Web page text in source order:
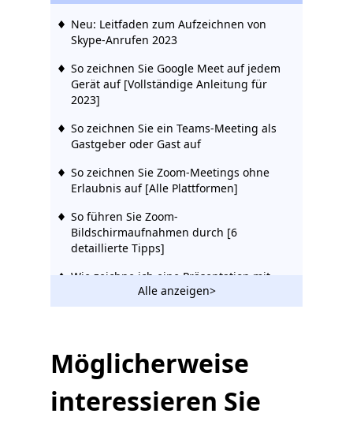
Neu: Leitfaden zum Aufzeichnen von
Skype-Anrufen 2023
So zeichnen Sie Google Meet auf jedem
Gerät auf [Vollständige Anleitung für
2023]
So zeichnen Sie ein Teams-Meeting als
Gastgeber oder Gast auf
So zeichnen Sie Zoom-Meetings ohne
Erlaubnis auf [Alle Plattformen]
So führen Sie Zoom-
Bildschirmaufnahmen durch [6
detaillierte Tipps]
Wie zeichne ich eine Präsentation mit
Zoom auf? [Schritt für Schritt]
Alle anzeigen>
Möglicherweise
interessieren Sie